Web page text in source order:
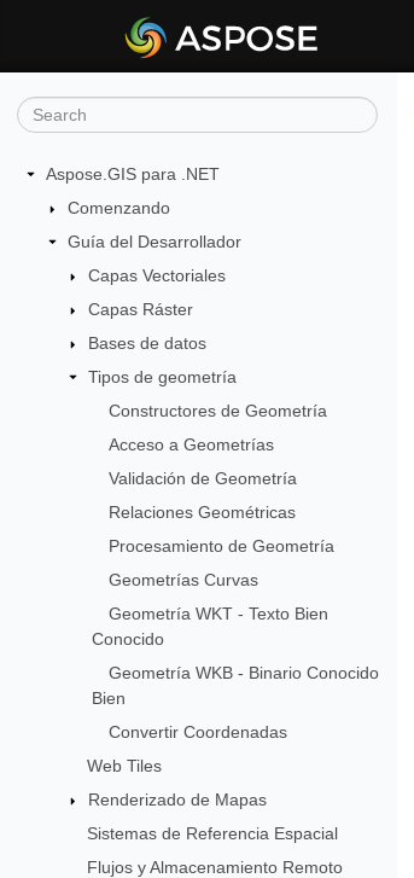
Aspose.GIS para .NET
Comenzando
Guía del Desarrollador
Capas Vectoriales
Capas Ráster
Bases de datos
Tipos de geometría
Constructores de Geometría
Acceso a Geometrías
Validación de Geometría
Relaciones Geométricas
Procesamiento de Geometría
Geometrías Curvas
Geometría WKT - Texto Bien
Conocido
Geometría WKB - Binario Conocido
Bien
Convertir Coordenadas
Web Tiles
Renderizado de Mapas
Sistemas de Referencia Espacial
Flujos y Almacenamiento Remoto